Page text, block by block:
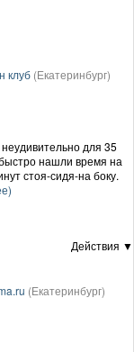
клуб (Екатеринбург)
для 35
нашли время на
стоя-сидя-на боку.
Действия ▼
(Екатеринбург)